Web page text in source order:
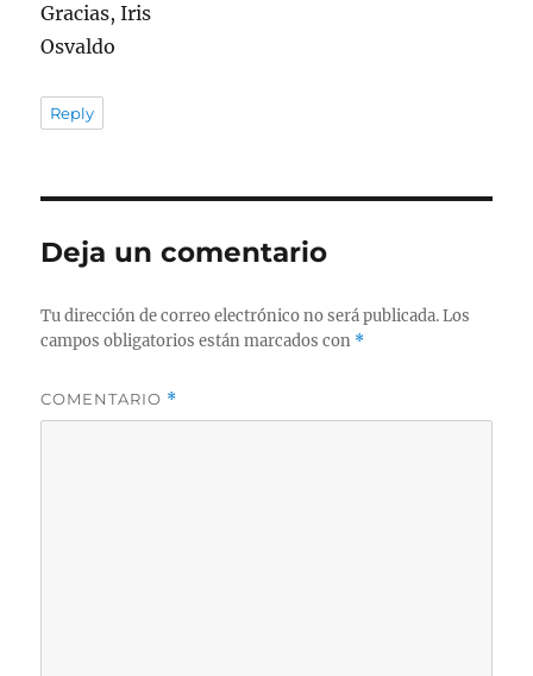
Gracias, Iris
Osvaldo
Reply
Deja un comentario
Tu dirección de correo electrónico no será publicada. Los
campos obligatorios están marcados con *
COMENTARIO *